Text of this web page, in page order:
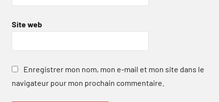
Site web
Enregistrer mon nom, mon e-mail et mon site dans le
navigateur pour mon prochain commentaire.